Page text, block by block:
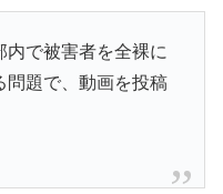
内で被害者を全裸に
問題で、動画を投稿